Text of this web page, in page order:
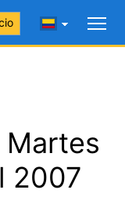
2007